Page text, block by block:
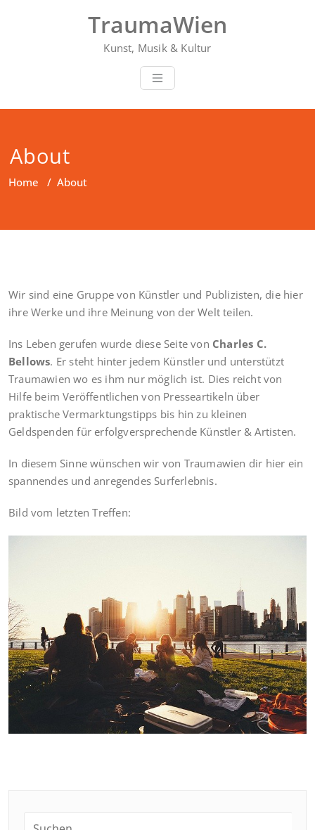
TraumaWien
Kunst, Musik & Kultur
About
Home / About
Wir sind eine Gruppe von Künstler und Publizisten, die hier
ihre Werke und ihre Meinung von der Welt teilen.
Ins Leben gerufen wurde diese Seite von Charles C.
Bellows. Er steht hinter jedem Künstler und unterstützt
Traumawien wo es ihm nur möglich ist. Dies reicht von
Hilfe beim Veröffentlichen von Presseartikeln über
praktische Vermarktungstipps bis hin zu kleinen
Geldspenden für erfolgversprechende Künstler & Artisten.
In diesem Sinne wünschen wir von Traumawien dir hier ein
spannendes und anregendes Surferlebnis.
Bild vom letzten Treffen: